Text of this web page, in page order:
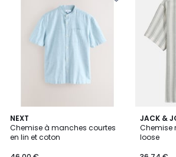
NEXT
Chemise à manches courtes
en lin et coton
5
Couleurs
JACK &
Chemise
loose